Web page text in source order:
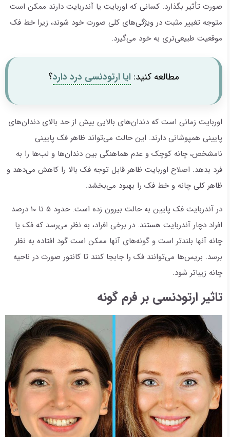
صورت تأثیر بگذارد. کسانی که اوربایت یا آندربایت دارند ممکن است
متوجه تغییر مثبت در ویژگی‌های کلی صورت خود شوند، زیرا خط فک
موقعیت طبیعی‌تری به خود می‌گیرد.
مطالعه کنید: ایا ارتودنسی درد دارد؟
اوربایت زمانی است که دندان‌های بالایی بیش از حد بالای دندان‌های
پایینی همپوشانی دارند. این حالت می‌تواند ظاهر فک پایینی
نامشخص، چانه کوچک و عدم هماهنگی بین دندان‌ها و لب‌ها را به
فرد بدهد. اصلاح اوربایت ظاهر قابل توجه فک بالا را کاهش می‌دهد و
ظاهر کلی چانه و خط فک را بهبود می‌بخشد.
در آندربایت فک پایین به حالت بیرون زده است. حدود ۵ تا ۱۰ درصد
افراد دچار آندربایت هستند. در برخی افراد، به نظر می‌رسد که فک یا
چانه آنها بلندتر است و گونه‌های آنها ممکن است گود افتاده به نظر
برسد. بریس‌ها می‌توانند فک را جابجا کنند تا کانتور صورت در ناحیه
چانه زیباتر شود.
تاثیر ارتودنسی بر فرم گونه